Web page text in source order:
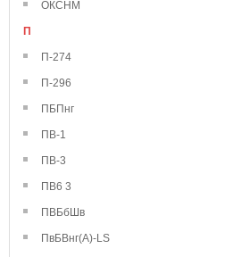
ОКСНМ
П
П-274
П-296
ПБПнг
ПВ-1
ПВ-3
ПВ6 3
ПВБбШв
ПвБВнг(А)-LS